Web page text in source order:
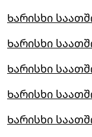
Ხარისხი
Ხარისხი
Ხარისხი
Ხარისხი
Ხარისხი